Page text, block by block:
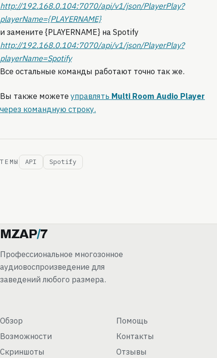
http://192.168.0.104:7070/api/v1/json/PlayerPlay?
playerName={PLAYERNAME}
и замените {PLAYERNAME} на Spotify
http://192.168.0.104:7070/api/v1/json/PlayerPlay?
playerName=Spotify
Все остальные команды работают точно так же.
Вы также можете управлять Multi Room Audio Player
через командную строку.
ТЕМЫ API Spotify
MZAP/7
Профессиональное многозонное
аудиовоспроизведение для
заведений любого размера.
Обзор
Возможности
Скриншоты
Помощь
Контакты
Отзывы